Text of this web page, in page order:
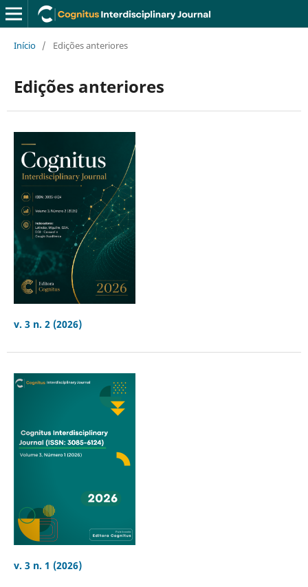
Início / Edições anteriores
Edições anteriores
v. 3 n. 2 (2026)
v. 3 n. 1 (2026)